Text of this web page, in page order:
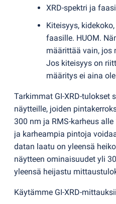
XRD-spektri ja faasi
Kiteisyys,
faasille. HUOM.
määrittää vain, jos
Jos kiteisyys on
määritys ei aina
Tarkimmat GI-XRD-tulokset
näytteille, joiden
300 nm ja RMS-karheus
ja karheampia pintoja
datan laatu on yleensä
näytteen ominaisuudet yli
yleensä heijastu
Käytämme GI-XRD-